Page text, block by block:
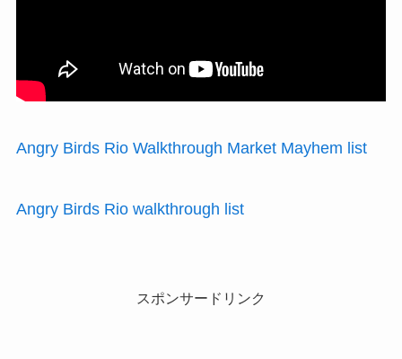
Angry Birds Rio Walkthrough Market Mayhem list
Angry Birds Rio walkthrough list
スポンサードリンク